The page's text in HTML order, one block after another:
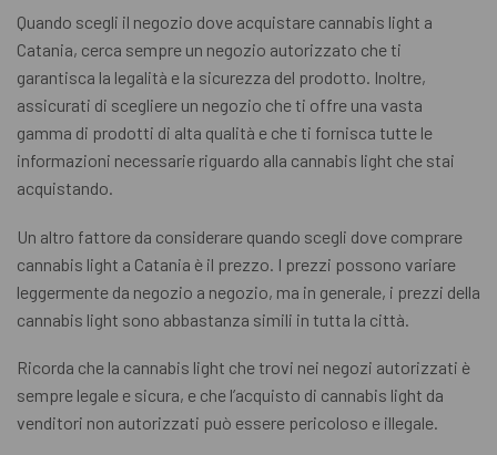
Quando scegli il negozio dove acquistare cannabis light a
Catania, cerca sempre un negozio autorizzato che ti
garantisca la legalità e la sicurezza del prodotto. Inoltre,
assicurati di scegliere un negozio che ti offre una vasta
gamma di prodotti di alta qualità e che ti fornisca tutte le
informazioni necessarie riguardo alla cannabis light che stai
acquistando.
Un altro fattore da considerare quando scegli dove comprare
cannabis light a Catania è il prezzo. I prezzi possono variare
leggermente da negozio a negozio, ma in generale, i prezzi della
cannabis light sono abbastanza simili in tutta la città.
Ricorda che la cannabis light che trovi nei negozi autorizzati è
sempre legale e sicura, e che l’acquisto di cannabis light da
venditori non autorizzati può essere pericoloso e illegale.